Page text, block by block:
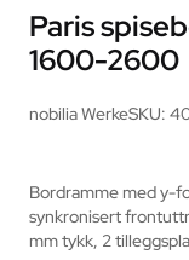
Paris
1600-2600
nobilia WerkeSKU:
Bordramme med y-
synkronisert
mm tykk, 2